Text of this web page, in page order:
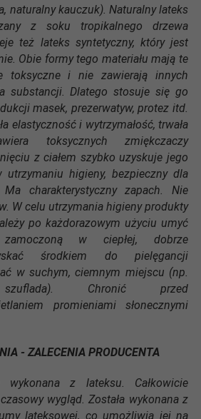
naturalny kauczuk). Naturalny lateks
z soku tropikalnego drzewa
też lateks syntetyczny, który jest
Obie formy tego materiału mają te
toksyczne i nie zawierają innych
substancji. Dlatego stosuje się go
masek, prezerwatyw, protez itd.
elastyczność i wytrzymałość, trwała
toksycznych zmiękczaczy
z ciałem szybko uzyskuje jego
utrzymaniu higieny, bezpieczny dla
charakterystyczny zapach. Nie
W celu utrzymania higieny produkty
po każdorazowym użyciu umyć
w ciepłej, dobrze
środkiem do pielęgancji
w suchym, ciemnym miejscu (np.
Chronić przed
promieniami słonecznymi
- ZALECENIA PRODUCENTA
wykonana z lateksu. Całkowicie
wygląd. Została wykonana z
lateksowej, co umożliwia jej na